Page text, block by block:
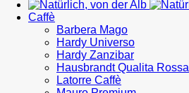
Caffè
Barbera Mago
Hardy Universo
Hardy Zanzibar
Hausbrandt Qualita Rossa
Latorre Caffè